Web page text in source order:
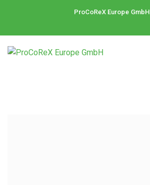
ProCoReX Europe GmbH